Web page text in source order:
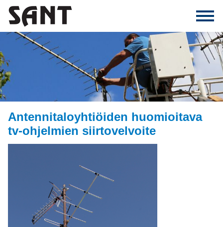
Antennitaloyhtiöiden huomioitava
tv-ohjelmien siirtovelvoite